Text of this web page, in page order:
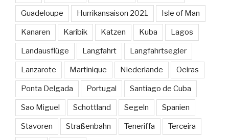
Guadeloupe Hurrikansaison 2021 Isle of Man
Kanaren Karibik Katzen Kuba Lagos
Landausflüge Langfahrt Langfahrtsegler
Lanzarote Martinique Niederlande Oeiras
Ponta Delgada Portugal Santiago de Cuba
Sao Miguel Schottland Segeln Spanien
Stavoren Straßenbahn Teneriffa Terceira